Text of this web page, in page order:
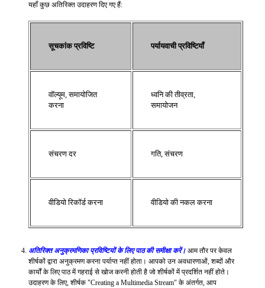
यहाँ कुछ अतिरिक्त उदाहरण दिए गए हैं:
सूचकांक प्रविष्टि पर्यायवाची प्रविष्टियाँ
वॉल्यूम, समायोजित
करना
ध्वनि की तीव्रता,
समायोजन
संचरण दर गति, संचरण
वीडियो रिकॉर्ड करना वीडियो की नकल करना
अतिरिक्त अनुक्रमणिका प्रविष्टियों के लिए पाठ की समीक्षा करें। आम तौर पर केवल
शीर्षकों द्वारा अनुक्रमण करना पर्याप्त नहीं होता। आपको उन अवधारणाओं, शब्दों और
कार्यों के लिए पाठ में गहराई से खोज करनी होती है जो शीर्षकों में प्रदर्शित नहीं होते।
उदाहरण के लिए, शीर्षक "Creating a Multimedia Stream" के अंतर्गत, आप